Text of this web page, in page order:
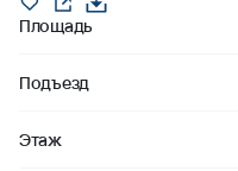
Площадь
Подъезд
Этаж